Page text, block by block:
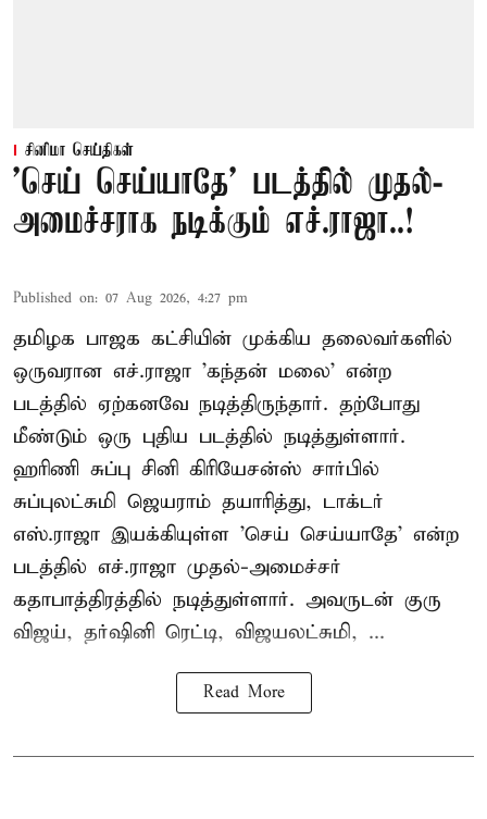
சினிமா செய்திகள்
'செய் செய்யாதே' படத்தில் முதல்-
அமைச்சராக நடிக்கும் எச்.ராஜா..!
Published on: 07 Aug 2026, 4:27 pm
தமிழக பாஜக கட்சியின் முக்கிய தலைவர்களில்
ஒருவரான எச்.ராஜா 'கந்தன் மலை' என்ற
படத்தில் ஏற்கனவே நடித்திருந்தார். தற்போது
மீண்டும் ஒரு புதிய படத்தில் நடித்துள்ளார்.
ஹரிணி சுப்பு சினி கிரியேசன்ஸ் சார்பில்
சுப்புலட்சுமி ஜெயராம் தயாரித்து, டாக்டர்
எஸ்.ராஜா இயக்கியுள்ள 'செய் செய்யாதே' என்ற
படத்தில் எச்.ராஜா முதல்-அமைச்சர்
கதாபாத்திரத்தில் நடித்துள்ளார். அவருடன் குரு
விஜய், தர்ஷினி ரெட்டி, விஜயலட்சுமி, ...
Read More